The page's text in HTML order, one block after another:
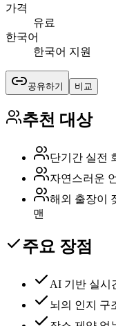
가격
유료
한국어
한국어 지원
공유하기 비교
추천 대상
단기간 실전
자연스러운
해외 출장이
맨
주요 장점
AI 기반 실시
뇌의 인지 구